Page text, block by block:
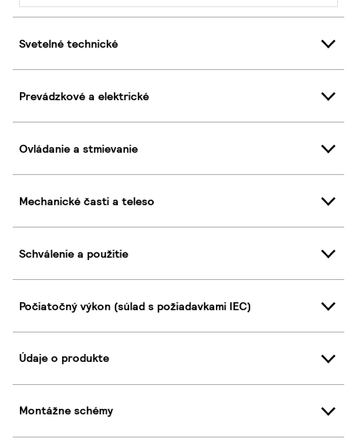
Svetelné technické
Prevádzkové a elektrické
Ovládanie a stmievanie
Mechanické časti a teleso
Schválenie a použitie
Počiatočný výkon (súlad s požiadavkami IEC)
Údaje o produkte
Montážne schémy